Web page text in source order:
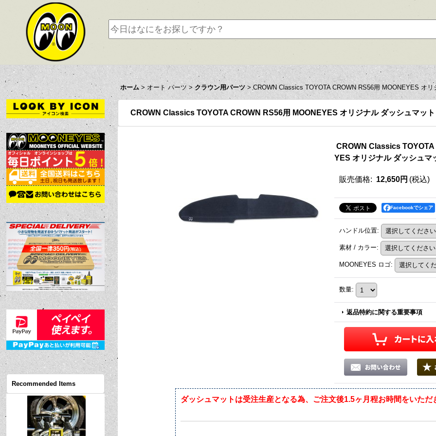
ホーム > オート パーツ > クラウン用パーツ > CROWN Classics TOYOTA CROWN RS56用 MOONEYES オ
Recommended Items
CROWN Classics TOYOTA CROWN RS56用 MOONEYES オリジナル ダッシュマット
CROWN Classics
YES オリジナル ダッシュマ
販売価格: 12,650円 (税込)
Facebookでシェア
ハンドル位置:
素材 / カラー:
MOONEYES ロゴ:
数量:
返品特約に関する重要事項
ダッシュマットは受注生産となる為、ご注文後1.5ヶ月程お時間をいただ